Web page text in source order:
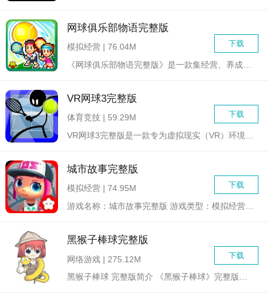
网球俱乐部物语完整版
下载
模拟经营 | 76.04M
《网球俱乐部物语完整版》是一款集经营、养成与策略于一体的模拟...
VR网球3完整版
下载
体育竞技 | 59.29M
VR网球3完整版是一款专为虚拟现实（VR）环境设计的网球模拟...
城市故事完整版
下载
模拟经营 | 74.95M
游戏名称：城市故事完整版 游戏类型：模拟经营/城市建造...
黑猴子棒球完整版
下载
网络游戏 | 275.12M
黑猴子棒球 完整版简介 《黑猴子棒球》完整版是一款融合...